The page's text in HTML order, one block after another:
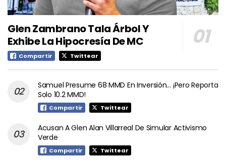
Glen Zambrano Tala Árbol Y
Exhibe La Hipocresía De MC
Compartir Twittear
Samuel Presume 68 MMD En Inversión… ¡Pero Reporta
Solo 10.2 MMD!
Compartir Twittear
Acusan A Glen Alan Villarreal De Simular Activismo
Verde
Compartir Twittear